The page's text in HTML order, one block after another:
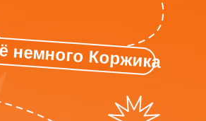
немного Коржика